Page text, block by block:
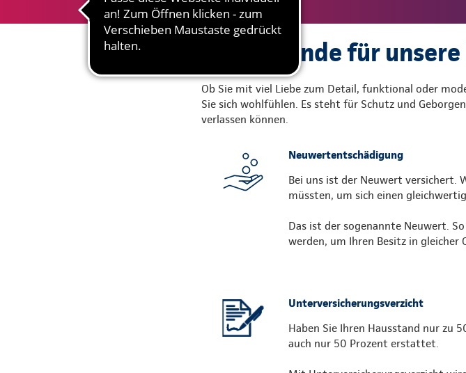
Gute Gründe für
Ob Sie mit viel Liebe zum Detail, funktional oder
Sie sich wohlfühlen. Es steht für Schutz und
verlassen können.
Neuwertentschädigung
Bei uns ist der Neuwert versichert.
müssten, um sich einen
Das ist der sogenannte Neuwert.
werden, um Ihren Besitz in gleicher
Unterversicherungsverzicht
Haben Sie Ihren Hausstand nur zu
auch nur 50 Prozent erstattet.